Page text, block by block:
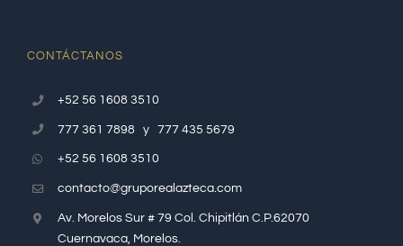
CONTÁCTANOS
+52 56 1608 3510
777 361 7898 y 777 435 5679
+52 56 1608 3510
contacto@gruporealazteca.com
Av. Morelos Sur # 79 Col. Chipitlán C.P.62070
Cuernavaca, Morelos.